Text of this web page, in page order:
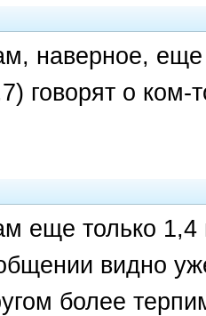
наверное, еще
говорят о
еще только 1,4
видно
более